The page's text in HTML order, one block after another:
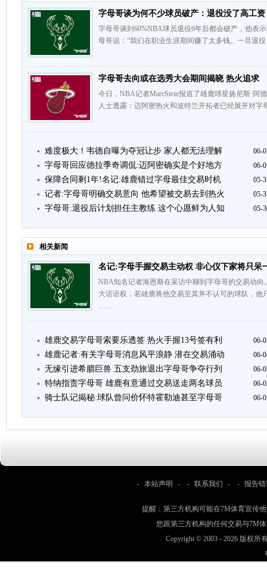
字母哥谈为何不少球员破产：退役没了高工资
字母哥谈到60%NBA球员退役6年后都会破产，他表
母哥说：“我们在职业生涯期间赚了太多钱。一旦退
字母哥去向或在选秀大会期间揭晓 热火追求
今日，NBA记者MarcStein报道了雄鹿球星扬尼斯·阿
人士透露：迈阿密热火和波特兰开拓者已经展开对
难度极大！韦德自曝为夺冠让步 家人都无法理解 06-
字母哥回应德拉季奇调侃:迈阿密确实是个好地方 06-
保障合同剩1年!名记:雄鹿错过字母最佳交易时机 05-
记者:字母哥明确交易意向 他希望被交易去到热火 05-
字母哥:退役后计划担任主教练 这个心愿鲜为人知 05-
相关新闻
名记:字母手握交易主动权 非心仪下家将只呆
NBA知名记者海恩斯在采访中聊到字母哥的交易动
大话语权，若雄鹿将他交易至其并不认可的球队，
……
雄鹿交易字母哥索要乐透签 热火手握13号签有利 06-
雄鹿记者:有关字母哥消息风平浪静 潜在交易涌动 06-
无缘引进希腊巨兽 五支劲旅退出字母哥争夺行列 06-
特纳指责字母哥 雄鹿有意通过交易送走两名球员 06-
骑士队记揭秘:球队曾问价怀特霍勒迪甚至字母哥 06-
- 本站声明 - - 联系我们 - - 报告
提醒：第三方机构可能在7M体育宣传
您跟第三方机构的任何交易与7M
Copyright © 2003 - 2026 版权所